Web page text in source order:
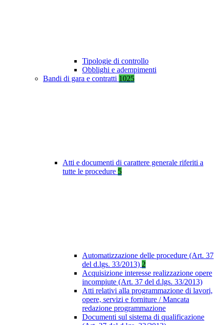
Tipologie di controllo
Obblighi e adempimenti
Bandi di gara e contratti 1025
Atti e documenti di carattere generale riferiti a
tutte le procedure 5
Automatizzazione delle procedure (Art. 37
del d.lgs. 33/2013) 2
Acquisizione interesse realizzazione opere
incompiute (Art. 37 del d.lgs. 33/2013)
Atti relativi alla programmazione di lavori,
opere, servizi e forniture / Mancata
redazione programmazione
Documenti sul sistema di qualificazione